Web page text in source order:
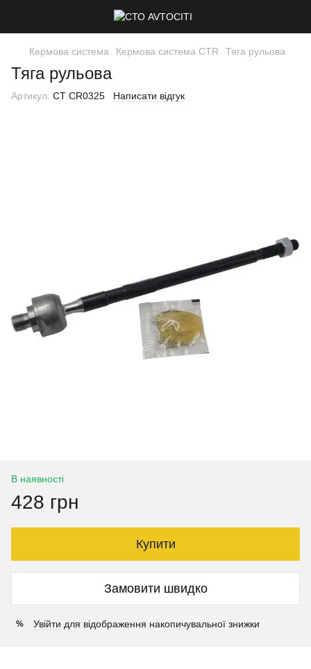
Кермова система Кермова система CTR Тяга рульова
Тяга рульова
Артикул: CT CR0325 Написати відгук
В наявності
428 грн
Купити
Замовити швидко
% Увійти для відображення накопичувальної знижки